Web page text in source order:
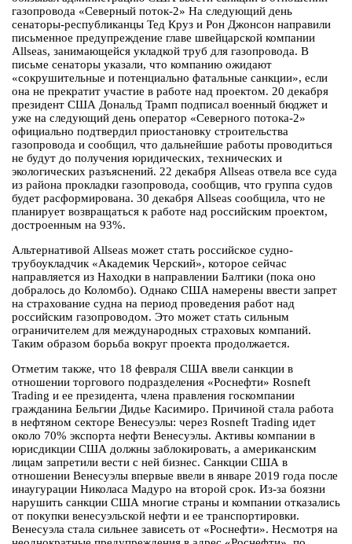
газопровода «Северный поток-2» На следующий день
сенаторы-республиканцы Тед Круз и Рон Джонсон направили
письменное предупреждение главе швейцарской компании
Allseas, занимающейся укладкой труб для газопровода. В
письме сенаторы указали, что компанию ожидают
«сокрушительные и потенциально фатальные санкции», если
она не прекратит участие в работе над проектом. 20 декабря
президент США Дональд Трамп подписал военный бюджет и
уже на следующий день оператор «Северного потока-2»
официально подтвердил приостановку строительства
газопровода и сообщил, что дальнейшие работы проводиться
не будут до получения юридических, технических и
экологических разъяснений. 22 декабря Allseas отвела все суда
из района прокладки газопровода, сообщив, что группа судов
будет расформирована. 30 декабря Allseas сообщила, что не
планирует возвращаться к работе над российским проектом,
достроенным на 93%.
Альтернативой Allseas может стать российское судно-
трубоукладчик «Академик Черский», которое сейчас
направляется из Находки в направлении Балтики (пока оно
добралось до Коломбо). Однако США намерены ввести запрет
на страхование судна на период проведения работ над
российским газопроводом. Это может стать сильным
ограничителем для международных страховых компаний.
Таким образом борьба вокруг проекта продолжается.
Отметим также, что 18 февраля США ввели санкции в
отношении торгового подразделения «Роснефти» Rosneft
Trading и ее президента, члена правления госкомпании
гражданина Бельгии Дидье Касимиро. Причиной стала работа
в нефтяном секторе Венесуэлы: через Rosneft Trading идет
около 70% экспорта нефти Венесуэлы. Активы компании в
юрисдикции США должны заблокировать, а американским
лицам запретили вести с ней бизнес. Санкции США в
отношении Венесуэлы впервые ввели в январе 2019 года после
инаугурации Николаса Мадуро на второй срок. Из-за боязни
нарушить санкции США многие страны и компании отказались
от покупки венесуэльской нефти и ее транспортировки.
Венесуэла стала сильнее зависеть от «Роснефти». Несмотря на